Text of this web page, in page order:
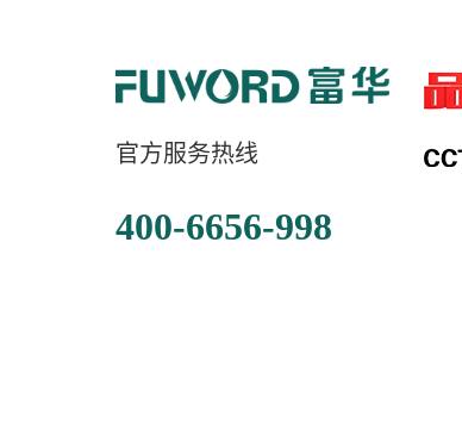
官方服务热线
400-6656-998